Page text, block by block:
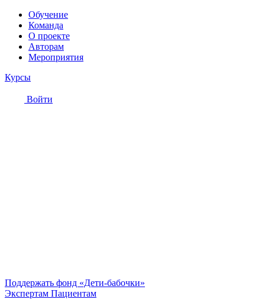
Обучение
Команда
О проекте
Авторам
Мероприятия
Курсы
Войти
Поддержать фонд «Дети-бабочки»
Экспертам Пациентам